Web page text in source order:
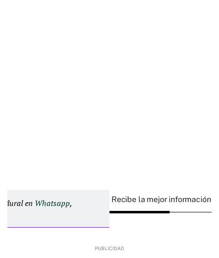
Plural en Whatsapp, Recibe la mejor información